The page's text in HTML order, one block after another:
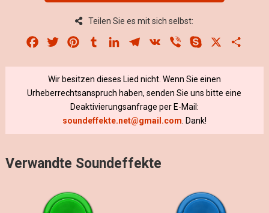
Teilen Sie es mit sich selbst:
Facebook
Twitter PinterestTumblrLinkedInTelegram
VK Viber Skype
Wir besitzen dieses Lied nicht. Wenn Sie einen
Urheberrechtsanspruch haben, senden Sie uns bitte eine
Deaktivierungsanfrage per E-Mail:
soundeffekte.net@gmail.com . Dank!
Verwandte Soundeffekte